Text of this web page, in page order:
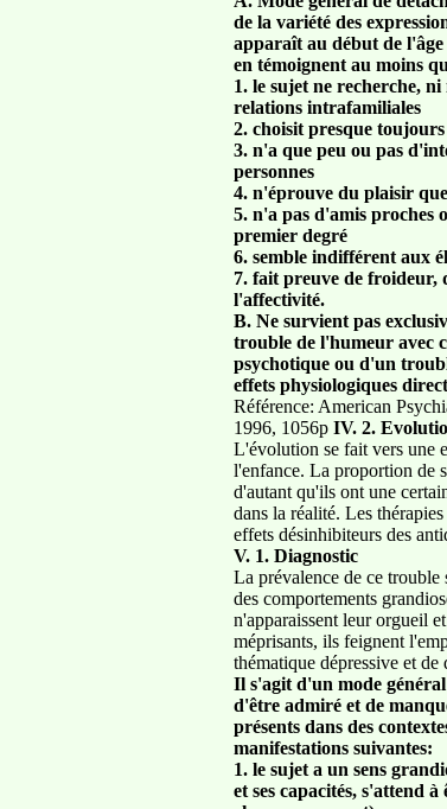
de la variété des
apparaît au début de l'âge
en témoignent au moins
1. le sujet ne recherche,
relations intrafamiliales
2. choisit presque
3. n'a que peu ou pas
personnes
4. n'éprouve du plaisir
5. n'a pas d'amis proches
premier degré
6. semble indifférent aux
7. fait preuve de froideur,
l'affectivité.
B. Ne survient pas
trouble de l'humeur avec
psychotique ou d'un
effets physiologiques
Référence: American
1996, 1056p IV. 2.
L'évolution se fait vers une
l'enfance. La proportion de
d'autant qu'ils ont une
dans la réalité. Les
effets désinhibiteurs des
V. 1. Diagnostic
La prévalence de ce trouble
des comportements
n'apparaissent leur orgueil
méprisants, ils feignent
thématique dépressive et
Il s'agit d'un mode
d'être admiré et de
présents dans des
manifestations suivantes:
1. le sujet a un sens
et ses capacités, s'attend